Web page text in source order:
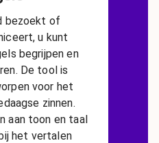
bezoekt of
u kunt
begrijpen en
De tool is
voor het
zinnen.
aan toon en taal
het vertalen